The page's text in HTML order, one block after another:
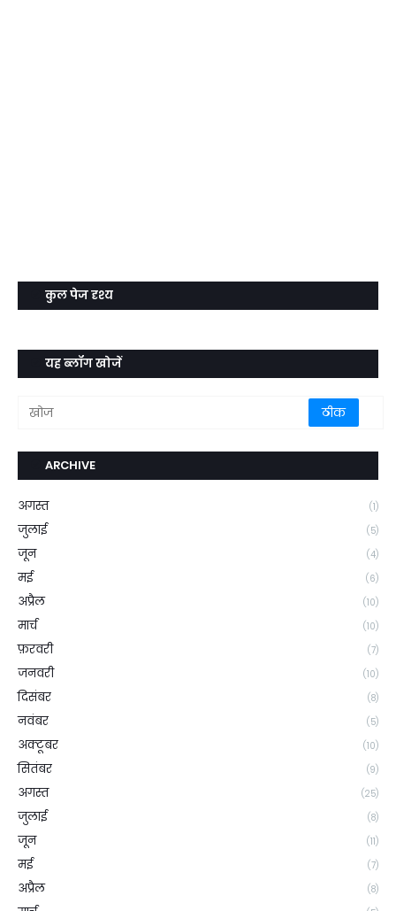
कुल पेज दृश्य
यह ब्लॉग खोजें
ARCHIVE
अगस्त (1)
जुलाई (5)
जून (4)
मई (6)
अप्रैल (10)
मार्च (10)
फ़रवरी (7)
जनवरी (10)
दिसंबर (8)
नवंबर (5)
अक्टूबर (10)
सितंबर (9)
अगस्त (25)
जुलाई (8)
जून (11)
मई (7)
अप्रैल (8)